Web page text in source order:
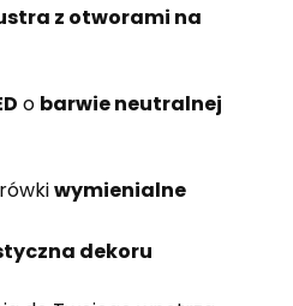
z otworami na
o barwie neutralnej
wymienialne
dekoru